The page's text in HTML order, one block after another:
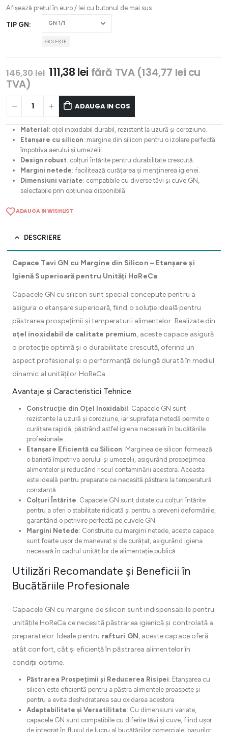
Afișează prețul în euro / lei cu butonul de mai sus
TIP GN
GOLEȘTE
146,30lei Prețul
inițial
fost:
146,30 lei.
111,38 lei Prețul
111,38 lei.
fără TVA (134,77 lei cu
TVA)
ADAUGA IN COS
Material: oțel inoxidabil durabil, rezistent la uzură și coroziune.
Etanșare cu silicon: margine din silicon pentru o izolare perfectă
împotriva aerului și umezelii.
Design robust: colțuri întărite pentru durabilitate crescută.
Margini netede: facilitează curățarea și menținerea igienei.
Dimensiuni variate: compatibile cu diverse tăvi și cuve GN,
selectabile prin opțiunea disponibilă.
ADAUGA IN WISHLIST
DESCRIERE
Capace Tavi GN cu Margine din Silicon – Etanșare și
Igienă Superioară pentru Unități HoReCa
Capacele GN cu silicon sunt special concepute pentru a
asigura o etanșare superioară, fiind o soluție ideală pentru
păstrarea prospețimii și temperaturii alimentelor. Realizate din
oțel inoxidabil de calitate premium, aceste capace asigură
o protecție optimă și o durabilitate crescută, oferind un
aspect profesional și o performanță de lungă durată în mediul
dinamic al unităților HoReCa.
Avantaje și Caracteristici Tehnice:
Construcție din Oțel Inoxidabil : Capacele GN sunt
rezistente la uzură și coroziune, iar suprafața netedă permite o
curățare rapidă, păstrând astfel igiena necesară în bucătăriile
profesionale.
Etanșare Eficientă cu Silicon: Marginea de silicon formează
o barieră împotriva aerului și umezelii, asigurând prospețimea
alimentelor și reducând riscul contaminării acestora. Aceasta
este ideală pentru preparate ce necesită păstrare la temperatură
constantă.
Colțuri Întărite: Capacele GN sunt dotate cu colțuri întărite
pentru a oferi o stabilitate ridicată și pentru a preveni deformările,
garantând o potrivire perfectă pe cuvele GN.
Margini Netede: Construite cu margini netede, aceste capace
sunt foarte ușor de manevrat și de curățat, asigurând igiena
necesară în cadrul unităților de alimentație publică.
Utilizări Recomandate și Beneficii în
Bucătăriile Profesionale
Capacele GN cu margine de silicon sunt indispensabile pentru
unitățile HoReCa ce necesită păstrarea igienică și controlată a
preparatelor. Ideale pentru rafturi GN, aceste capace oferă
atât confort, cât și eficiență în păstrarea alimentelor în
condiții optime.
Păstrarea Prospețimii și Reducerea Risipei: Etanșarea cu
silicon este eficientă pentru a păstra alimentele proaspete și
pentru a evita deshidratarea sau oxidarea acestora.
Adaptabilitate și Versatilitate: Cu dimensiuni variate,
capacele GN sunt compatibile cu diferite tăvi și cuve, fiind ușor
de integrat în fluxul de lucru al bucătăriilor comerciale, barurilor,